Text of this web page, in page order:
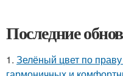
Последние
1. Зелёный цвет по